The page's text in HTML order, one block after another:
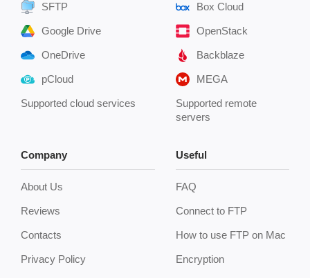
SFTP
Google Drive
OneDrive
pCloud
Supported cloud services
Box Cloud
OpenStack
Backblaze
MEGA
Supported remote
servers
Company
About Us
Reviews
Contacts
Privacy Policy
Useful
FAQ
Connect to FTP
How to use FTP on Mac
Encryption